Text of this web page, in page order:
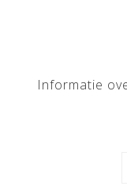
Informatie